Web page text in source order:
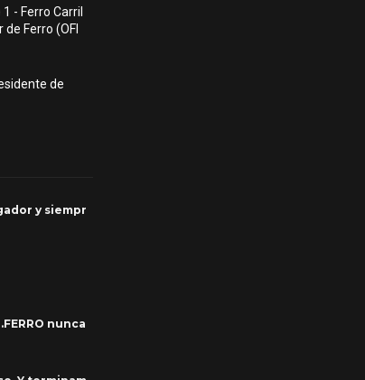
- Ferro Carril
de Ferro (OFI
de
y siempr
nunca